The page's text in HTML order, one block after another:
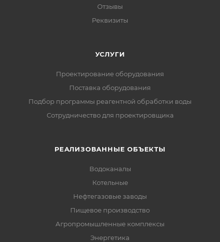
Отзывы
Реквизиты
УСЛУГИ
Проектирование оборудования
Поставка оборудования
Подбор программы реагентной обработки воды
Сотрудничество для проектировщика
РЕАЛИЗОВАННЫЕ ОБЪЕКТЫ
Водоканалы
Котельные
Нефтегазовые заводы
Пищевое производство
Агропромышленные комплексы
Энергетика